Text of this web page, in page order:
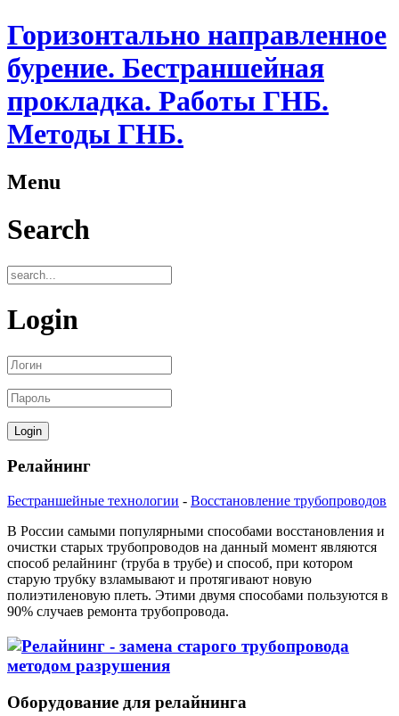
Горизонтально направленное
бурение. Бестраншейная
прокладка. Работы ГНБ.
Методы ГНБ.
Menu
Search
Login
Релайнинг
Бестраншейные технологии - Восстановление трубопроводов
В России самыми популярными способами восстановления и
очистки старых трубопроводов на данный момент являются
способ релайнинг (труба в трубе) и способ, при котором
старую трубку взламывают и протягивают новую
полиэтиленовую плеть. Этими двумя способами пользуются в
90% случаев ремонта трубопровода.
Оборудование для релайнинга